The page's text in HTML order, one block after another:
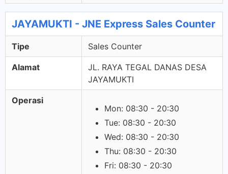
JAYAMUKTI - JNE Express Sales Counter
Tipe Sales Counter
Alamat
JL. RAYA TEGAL DANAS DESA
JAYAMUKTI
Operasi
Mon: 08:30 - 20:30
Tue: 08:30 - 20:30
Wed: 08:30 - 20:30
Thu: 08:30 - 20:30
Fri: 08:30 - 20:30